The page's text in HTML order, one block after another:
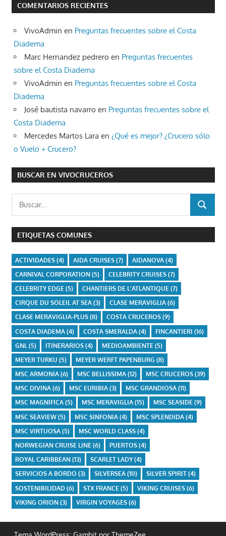
COMENTARIOS RECIENTES
VivoAdmin en Preguntas frecuentes sobre el Costa
Diadema
Marc Hernandez pedrero en Preguntas frecuentes
sobre el Costa Diadema
VivoAdmin en Preguntas frecuentes sobre el Costa
Diadema
José bautista navarro en Preguntas frecuentes sobre el
Costa Diadema
Mercedes Martos Lara en ¿Qué es mejor? ¿Crucero sólo
o Vuelo + Crucero?
BUSCAR EN VIVOCRUCEROS
Buscar:
BUSCAR
ETIQUETAS COMUNES
ACTIVIDADES(4) AIDA CRUISES(7) AIDANOVA(4)
CARNIVAL CORPORATION(5) CELEBRITY CRUISES(7)
CELEBRITY EDGE (5) CHANTIERS DE L'ATLANTIQUE (7)
CIRQUE DU SOLEIL AT SEA(3) CLASE MERAVIGLIA(6)
CLASE MERAVIGLIA-PLUS(8) COSTA CRUCEROS(9)
COSTA DIADEMA(4) COSTA SMERALDA(4) FINCANTIERI (16)
GNL (5) ITINERARIOS(4) MEDIOAMBIENTE (5)
MEYER TURKU (5) MEYER WERFT PAPENBURG (8)
MSC ARMONIA(6) MSC BELLISSIMA(12) MSC CRUCEROS(39)
MSC DIVINA(6) MSC EURIBIA(3) MSC GRANDIOSA(11)
MSC MAGNIFICA(5) MSC MERAVIGLIA(15) MSC SEASIDE(9)
MSC SEAVIEW(5) MSC SINFONIA(4) MSC SPLENDIDA(4)
MSC VIRTUOSA(5) MSC WORLD CLASS(4)
NORWEGIAN CRUISE LINE(6) PUERTOS(4)
ROYAL CARIBBEAN(13) SCARLET LADY(4)
SERVICIOS A BORDO (3) SILVERSEA(10) SILVER SPIRIT(4)
SOSTENIBILIDAD(6) STX FRANCE (5) VIKING CRUISES(6)
VIKING ORION(3) VIRGIN VOYAGES(6)